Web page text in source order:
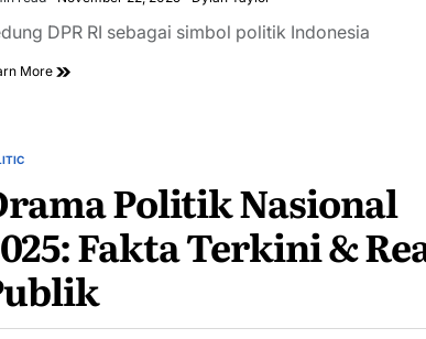
DPR RI sebagai simbol politik Indonesia
More
Politik Nasional
Fakta Terkini &